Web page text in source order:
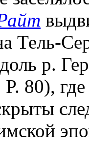
Тель-
р.
P. 80),